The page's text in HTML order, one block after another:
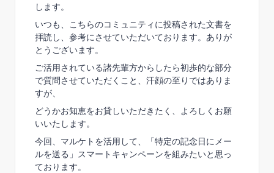
します。
いつも、こちらのコミュニティに投稿された文書を
拝読し、参考にさせていただいております。ありが
とうございます。
ご活用されている諸先輩方からしたら初歩的な部分
で質問させていただくこと、汗顔の至りではありま
すが、
どうかお知恵をお貸しいただきたく、よろしくお願
いいたします。
今回、マルケトを活用して、「特定の記念日にメー
ルを送る」スマートキャンペーンを組みたいと思っ
ております。